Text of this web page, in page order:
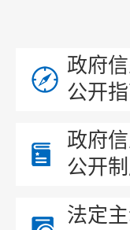
政府
公开
政府
公开
法定